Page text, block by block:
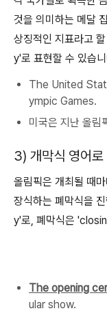
것을 의미하는 메달
상징적인 지표라고
y'로 표현할 수 있습
The United
ympic Games.
미국은 지난 올림
3) 개막식 영어
올림픽은 개최될 때
장식하는 폐막식을
y'로, 폐막식은
The opening
ular show.